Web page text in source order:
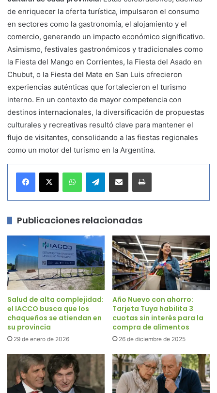
de enriquecer la oferta turística, impulsaron el consumo
en sectores como la gastronomía, el alojamiento y el
comercio, generando un impacto económico significativo.
Asimismo, festivales gastronómicos y tradicionales como
la Fiesta del Mango en Corrientes, la Fiesta del Asado en
Chubut, o la Fiesta del Mate en San Luis ofrecieron
experiencias auténticas que fortalecieron el turismo
interno. En un contexto de mayor competencia con
destinos internacionales, la diversificación de propuestas
culturales y recreativas resultó clave para mantener el
flujo de visitantes, consolidando a las fiestas regionales
como un motor del turismo en la Argentina.
Telegram
Publicaciones relacionadas
Salud de alta complejidad:
el IACCO busca que los
chaqueños se atiendan en
su provincia
29 de enero de 2026
Año Nuevo con ahorro:
Tarjeta Tuya habilita 3
cuotas sin interés para la
compra de alimentos
26 de diciembre de 2025